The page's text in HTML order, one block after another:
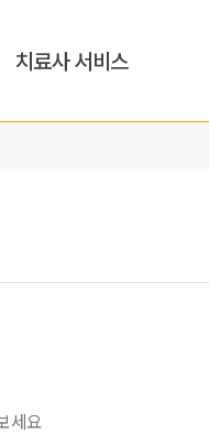
치료사 서비스
세요